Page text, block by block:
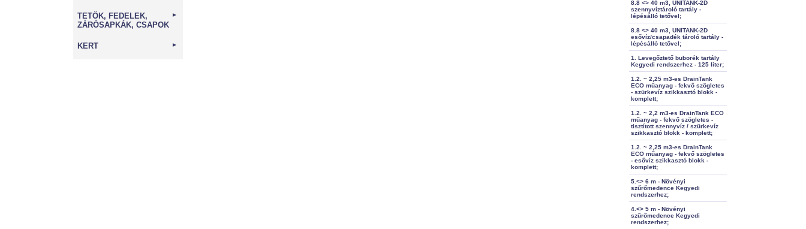
TETŐK, FEDELEK,
ZÁRÓSAPKÁK, CSAPOK
►
KERT ►
8.8 <> 40 m3, UNITANK-2D
szennyvíztároló tartály -
lépésálló tetővel;
8.8 <> 40 m3, UNITANK-2D
esővíz/csapadék tároló tartály -
lépésálló tetővel;
1. Levegőztető buborék tartály
Kegyedi rendszerhez - 125 liter;
1.2. ~ 2,25 m3-es DrainTank
ECO műanyag - fekvő szögletes
- szürkevíz szikkasztó blokk -
komplett;
1.2. ~ 2,2 m3-es DrainTank ECO
műanyag - fekvő szögletes -
tisztított szennyvíz / szürkevíz
szikkasztó blokk - komplett;
1.2. ~ 2,25 m3-es DrainTank
ECO műanyag - fekvő szögletes
- esővíz szikkasztó blokk -
komplett;
5.<> 6 m - Növényi
szűrőmedence Kegyedi
rendszerhez;
4.<> 5 m - Növényi
szűrőmedence Kegyedi
rendszerhez;